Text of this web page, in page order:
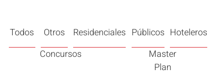
Todos Otros Residenciales Públicos Hoteleros
Concursos
Master
Plan